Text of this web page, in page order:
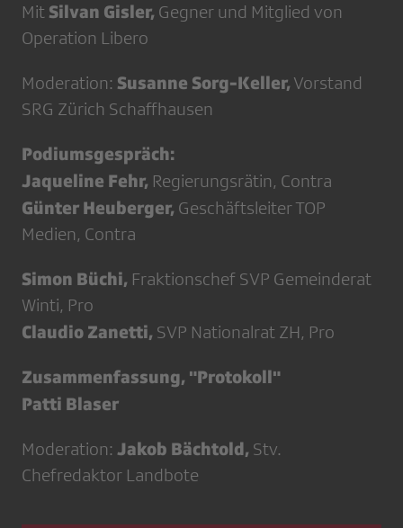
Mit Silvan Gisler, Gegner und Mitglied von
Operation Libero
Moderation: Susanne Sorg-Keller,Vorstand
SRG Zürich Schaffhausen
Podiumsgespräch:
Jaqueline Fehr, Regierungsrätin, Contra
Günter Heuberger, Geschäftsleiter TOP
Medien, Contra
Simon Büchi, Fraktionschef SVP Gemeinderat
Winti, Pro
Claudio Zanetti, SVP Nationalrat ZH, Pro
Zusammenfassung, "Protokoll"
Patti Blaser
Moderation: Jakob Bächtold, Stv.
Chefredaktor Landbote